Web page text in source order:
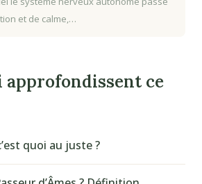
et de calme,…
ce
quoi au juste ?